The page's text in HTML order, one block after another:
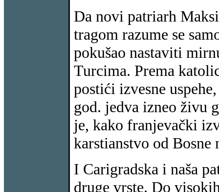
Da novi patriarh
tragom razume se
pokušao nastaviti
Turcima. Prema
postići izvesne
god. jedva izneo živu
je, kako franjevački
karstianstvo od Bosne
I Carigradska i naša
druge vrste. Do